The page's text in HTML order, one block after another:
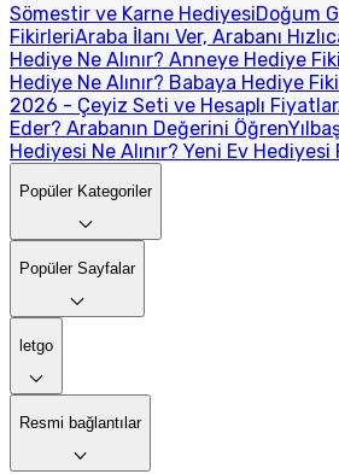
Sömestir ve Karne HediyesiDoğum
FikirleriAraba İlanı Ver, Arabanı
Hediye Ne Alınır? Anneye Hediye
Hediye Ne Alınır? Babaya Hediye
2026 - Çeyiz Seti ve Hesaplı Fiyatlar
Eder? Arabanın Değerini Öğren
Hediyesi Ne Alınır? Yeni Ev Hediyesi
Popüler Kategoriler
Popüler Sayfalar
letgo
Resmi bağlantılar